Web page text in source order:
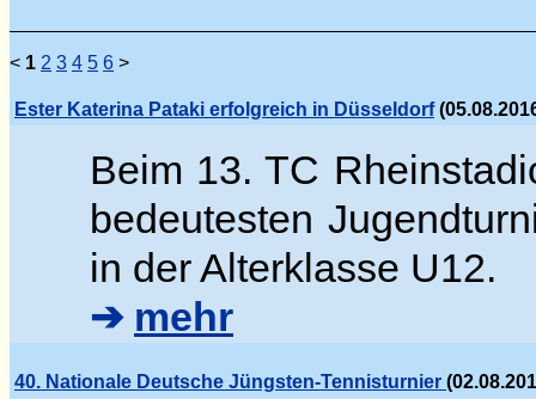
< 1 2 3 4 5 6 >
Ester Katerina Pataki erfolgreich in Düsseldorf
Beim 13. TC
bedeutesten
in der Alterklasse U12.
➔ mehr
40. Nationale Deutsche Jüngsten-Tennisturnier